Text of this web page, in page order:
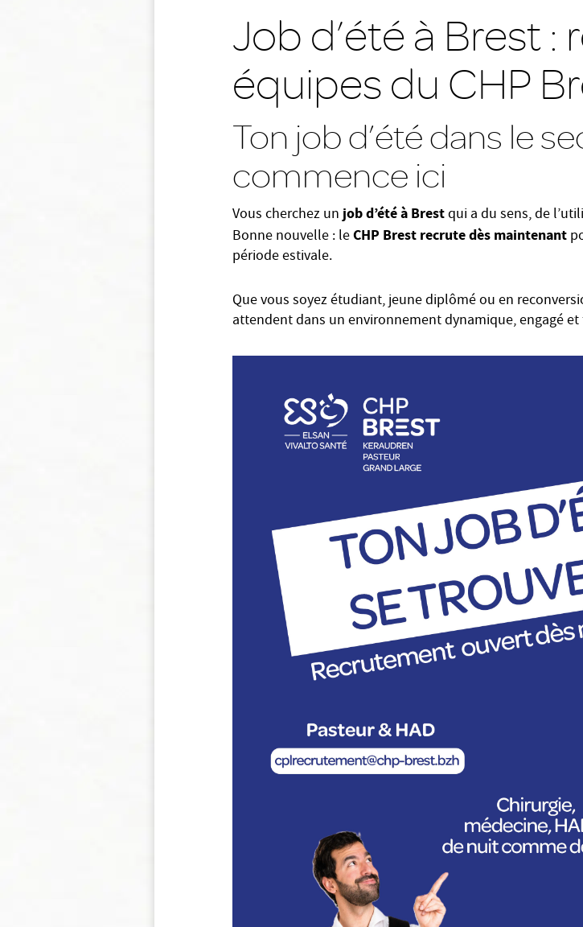
Job d’été à Brest :
équipes du CHP
Ton job d’été dans le
commence ici
Vous cherchez unjob d’été à Brestqui a du sens, de
Bonne nouvelle : leCHP Brest recrute dès maintenant
période estivale.
Que vous soyez étudiant, jeune diplômé ou en
attendent dans un environnement dynamique, engagé